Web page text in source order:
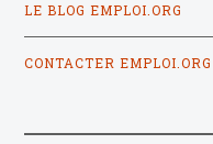
LE BLOG EMPLOI.ORG
CONTACTER EMPLOI.ORG